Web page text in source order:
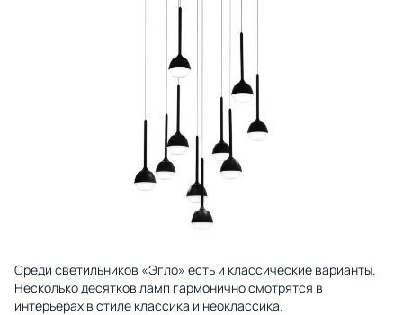
Среди светильников «Эгло» есть и классические варианты.
Несколько десятков ламп гармонично смотрятся в
интерьерах в стиле классика и неоклассика.